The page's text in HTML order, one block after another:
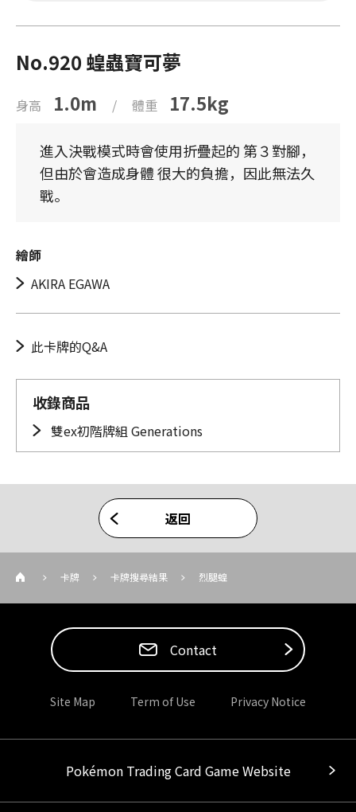
No.920 蝗蟲寶可夢
身高 1.0m / 體重 17.5kg
進入決戰模式時會使用折疊起的 第３對腳，
但由於會造成身體 很大的負擔，因此無法久
戰。
繪師
AKIRA EGAWA
此卡牌的Q&A
收錄商品
雙ex初階牌組 Generations
返回
卡牌 卡牌搜尋結果 烈腿蝗
Contact
Site Map Term of Use Privacy Notice
Pokémon Trading Card Game Website